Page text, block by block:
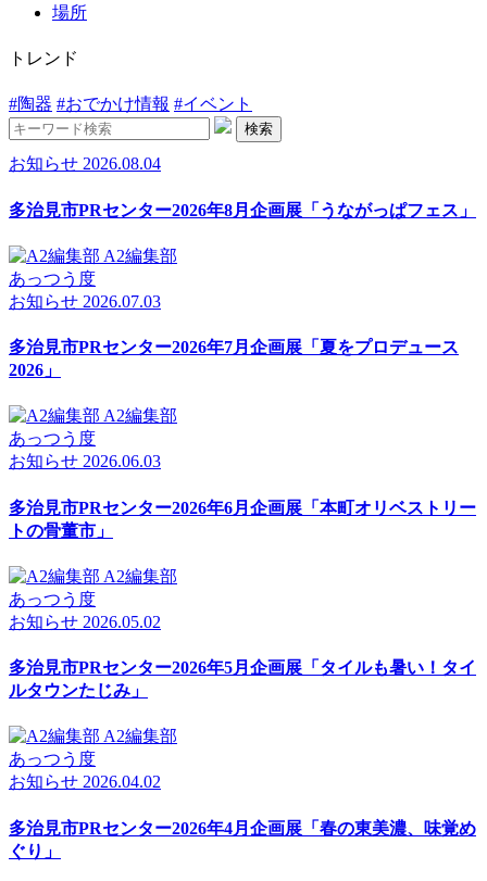
場所
トレンド
#陶器 #おでかけ情報 #イベント
検索
お知らせ 2026.08.04
多治見市PRセンター2026年8月企画展「うながっぱフェス」
A2編集部
あっつう度
お知らせ 2026.07.03
多治見市PRセンター2026年7月企画展「夏をプロデュース
2026」
A2編集部
あっつう度
お知らせ 2026.06.03
多治見市PRセンター2026年6月企画展「本町オリベストリー
トの骨董市」
A2編集部
あっつう度
お知らせ 2026.05.02
多治見市PRセンター2026年5月企画展「タイルも暑い！タイ
ルタウンたじみ」
A2編集部
あっつう度
お知らせ 2026.04.02
多治見市PRセンター2026年4月企画展「春の東美濃、味覚め
ぐり」